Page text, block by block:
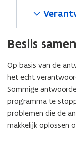
Beslis
Op basis van de
het echt
Sommige
programma te
problemen die de
makkelijk oplossen